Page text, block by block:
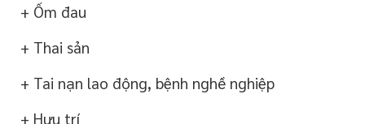
+ Ốm đau
+ Thai sản
+ Tai nạn lao động, bệnh nghề nghiệp
+ Hưu trí